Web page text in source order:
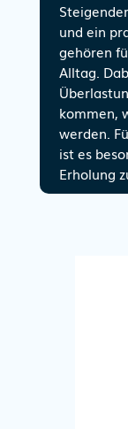
und ein
gehören
Alltag.
kommen,
werden.
ist es
Erholung